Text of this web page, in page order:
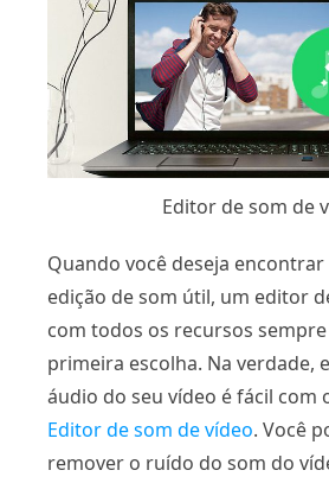
Editor de som de
Quando você deseja
edição de som útil, um editor
com todos os recursos
primeira escolha. Na verdade,
áudio do seu vídeo é fácil com
Editor de som de vídeo. Você
remover o ruído do som do